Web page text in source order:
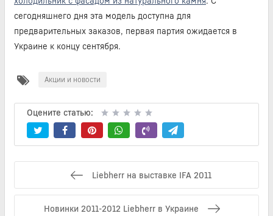
сегодняшнего дня эта модель доступна для
предварительных заказов, первая партия ожидается в
Украине к концу сентября.
Акции и новости
Оцените статью:
Liebherr на выставке IFA 2011
Новинки 2011-2012 Liebherr в Украине